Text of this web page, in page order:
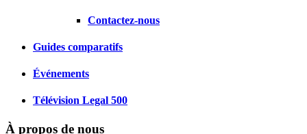
Contactez-nous
Guides comparatifs
Événements
Télévision Legal 500
À propos de nous